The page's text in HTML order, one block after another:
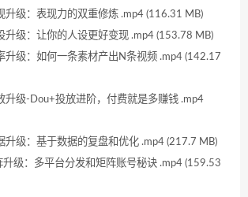
级：表现力的双重修炼 .mp4 (116.31 MB)
级：让你的人设更好变现 .mp4 (153.78 MB)
级：如何一条素材产出N条视频 .mp4 (142.17
级-Dou+投放进阶，付费就是多赚钱 .mp4
级：基于数据的复盘和优化 .mp4 (217.7 MB)
级：多平台分发和矩阵账号秘诀 .mp4 (159.53